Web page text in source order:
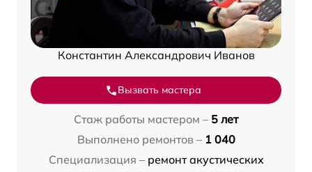
Константин Александрович Иванов
Вызвать мастера
Стаж работы мастером – 5 лет
Выполнено ремонтов – 1 040
Специализация – ремонт акустических